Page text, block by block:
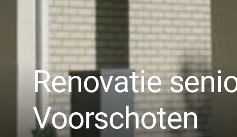
Renovatie
Voorschoten